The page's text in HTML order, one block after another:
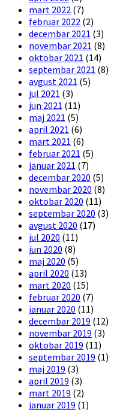
mart 2022 (7)
februar 2022 (2)
decembar 2021 (3)
novembar 2021 (8)
oktobar 2021 (14)
septembar 2021 (8)
avgust 2021 (5)
jul 2021 (3)
jun 2021 (11)
maj 2021 (5)
april 2021 (6)
mart 2021 (6)
februar 2021 (5)
januar 2021 (7)
decembar 2020 (5)
novembar 2020 (8)
oktobar 2020 (11)
septembar 2020 (3)
avgust 2020 (17)
jul 2020 (11)
jun 2020 (8)
maj 2020 (5)
april 2020 (13)
mart 2020 (15)
februar 2020 (7)
januar 2020 (11)
decembar 2019 (12)
novembar 2019 (3)
oktobar 2019 (11)
septembar 2019 (1)
maj 2019 (3)
april 2019 (3)
mart 2019 (2)
januar 2019 (1)